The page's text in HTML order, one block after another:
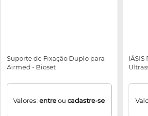
Suporte de Fixação Duplo para
Airmed - Bioset
Valores:entreoucadastre-se
IÁSIS